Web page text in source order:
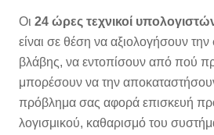
Οι 24 ώρες τεχνικοί
είναι σε θέση να αξιολογήσουν την
βλάβης, να εντοπίσουν από πού
μπορέσουν να την
πρόβλημα σας αφορά επισκευή
λογισμικού, καθαρισμό του